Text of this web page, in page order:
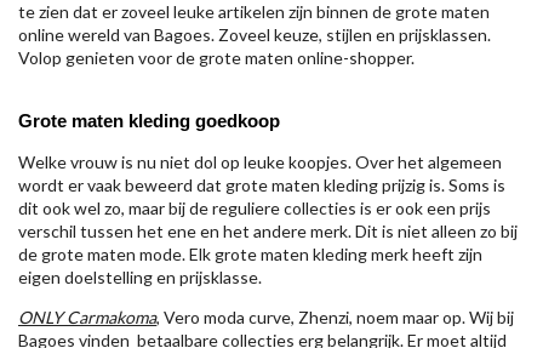
te zien dat er zoveel leuke artikelen zijn binnen de grote maten
online wereld van Bagoes. Zoveel keuze, stijlen en prijsklassen.
Volop genieten voor de grote maten online-shopper.
Grote maten kleding goedkoop
Welke vrouw is nu niet dol op leuke koopjes. Over het algemeen
wordt er vaak beweerd dat grote maten kleding prijzig is. Soms is
dit ook wel zo, maar bij de reguliere collecties is er ook een prijs
verschil tussen het ene en het andere merk. Dit is niet alleen zo bij
de grote maten mode. Elk grote maten kleding merk heeft zijn
eigen doelstelling en prijsklasse.
ONLY Carmakoma, Vero moda curve, Zhenzi, noem maar op. Wij bij
Bagoes vinden betaalbare collecties erg belangrijk. Er moet altijd